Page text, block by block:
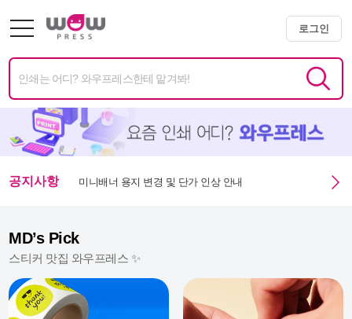
로그인
공지사항 미니배너 용지 변경 및 단가 인상 안내
미니배너 임시 생산 중단 안내
여름휴가 안내
MD’s Pick
스티커 맛집 와우프레스 ✨